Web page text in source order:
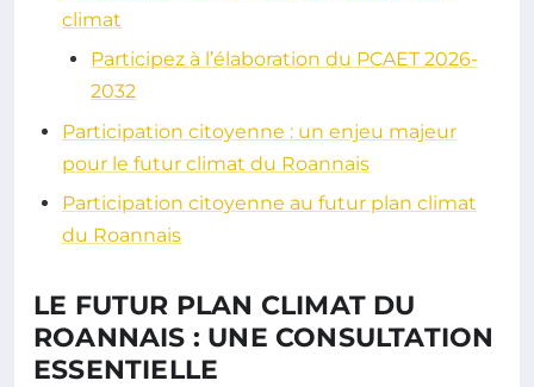
climat
Participez à l’élaboration du PCAET 2026-
2032
Participation citoyenne : un enjeu majeur
pour le futur climat du Roannais
Participation citoyenne au futur plan climat
du Roannais
LE FUTUR PLAN CLIMAT DU
ROANNAIS : UNE CONSULTATION
ESSENTIELLE